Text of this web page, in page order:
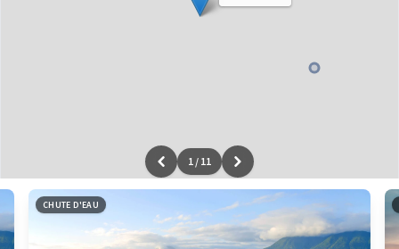
Leaflet|données ©OpenStreetMap/ODbL - renduOSM France
1 / 11
CHUTE D'EAU